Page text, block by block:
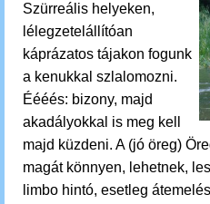
Szürreális helyeken,
lélegzetelállítóan
káprázatos tájakon fogunk
a kenukkal szlalomozni.
Éééés: bizony, majd
akadályokkal is meg kell
majd küzdeni. A (jó öreg)
magát könnyen, lehetnek,
limbo hintó, esetleg